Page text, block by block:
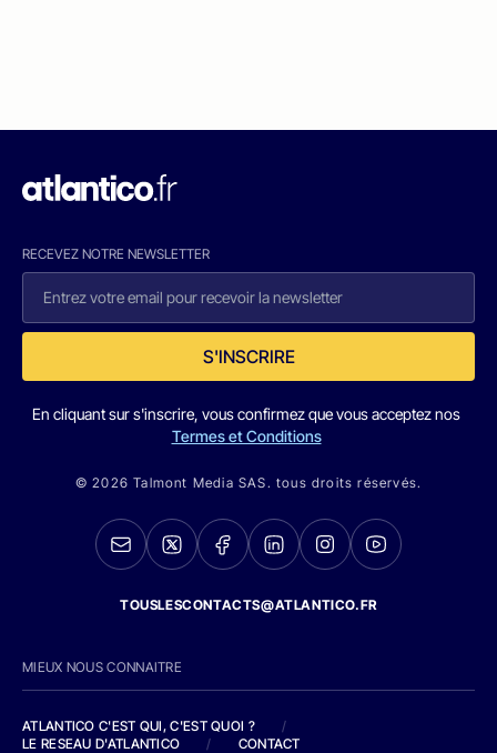
RECEVEZ NOTRE NEWSLETTER
S'INSCRIRE
En cliquant sur s'inscrire, vous confirmez que vous acceptez nos
Termes et Conditions
© 2026 Talmont Media SAS. tous droits réservés.
TOUSLESCONTACTS@ATLANTICO.FR
MIEUX NOUS CONNAITRE
ATLANTICO C'EST QUI, C'EST QUOI ?
/
LE RESEAU D'ATLANTICO
/ CONTACT